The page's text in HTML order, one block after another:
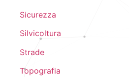
Sicurezza
Silvicoltura
Strade
Topografia